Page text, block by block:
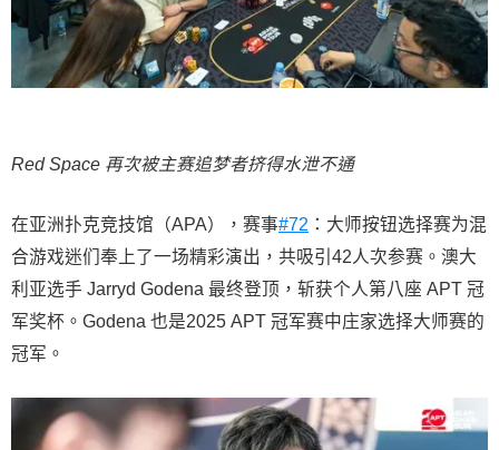
Red Space 再次被主赛追梦者挤得水泄不通
在亚洲扑克竞技馆（APA），赛事#72 ：大师按钮选择赛为混
合游戏迷们奉上了一场精彩演出，共吸引42人次参赛。澳大
利亚选手 Jarryd Godena 最终登顶，斩获个人第八座 APT 冠
军奖杯。Godena 也是2025 APT 冠军赛中庄家选择大师赛的
冠军。